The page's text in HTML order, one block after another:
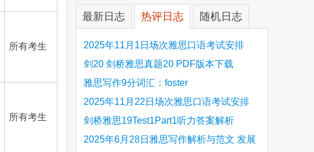
所有考生
所有考生
最新日志 热评日志 随机日志
2025年11月1日场次雅思口语考试安排
剑20 剑桥雅思真题20 PDF版本下载
雅思写作9分词汇：foster
2025年11月22日场次雅思口语考试安排
剑桥雅思19Test1Part1听力答案解析
Hinchingbrooke Country Park
2025年6月28日雅思写作解析与范文 发展